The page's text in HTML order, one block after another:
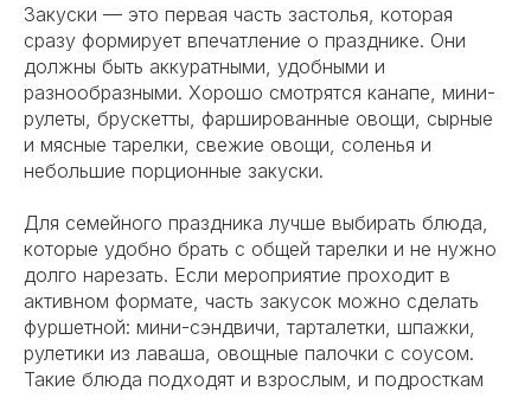
Закуски — это первая часть застолья, которая
сразу формирует впечатление о празднике. Они
должны быть аккуратными, удобными и
разнообразными. Хорошо смотрятся канапе, мини-
рулеты, брускетты, фаршированные овощи, сырные
и мясные тарелки, свежие овощи, соленья и
небольшие порционные закуски.
Для семейного праздника лучше выбирать блюда,
которые удобно брать с общей тарелки и не нужно
долго нарезать. Если мероприятие проходит в
активном формате, часть закусок можно сделать
фуршетной: мини-сэндвичи, тарталетки, шпажки,
рулетики из лаваша, овощные палочки с соусом.
Такие блюда подходят и взрослым, и подросткам